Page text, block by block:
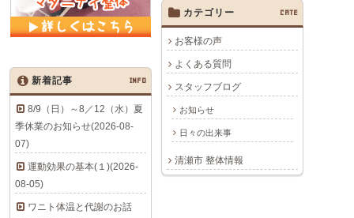
カテゴリー CATE
お客様の声
よくある質問
スタッフブログ
お知らせ
日々の出来事
清瀬市 整体情報
新着記事 INFO
8/9（日）～8／12（水）夏
季休業のお知らせ(2026-08-
07)
運動効果の基本(１)(2026-
08-05)
ワニト体温と代謝のお話